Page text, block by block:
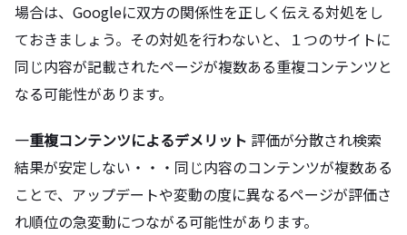
場合は、Googleに双方の関係性を正しく伝える対処をし
ておきましょう。その対処を行わないと、１つのサイトに
同じ内容が記載されたページが複数ある重複コンテンツと
なる可能性があります。
―重複コンテンツによるデメリット 評価が分散され検索
結果が安定しない・・・同じ内容のコンテンツが複数ある
ことで、アップデートや変動の度に異なるページが評価さ
れ順位の急変動につながる可能性があります。